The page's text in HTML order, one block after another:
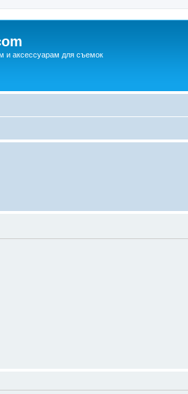
и аксессуарам для съемок